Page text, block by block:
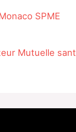
SPME
Mutuelle